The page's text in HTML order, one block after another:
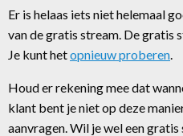
Er is helaas iets niet helemaal
van de gratis stream. De gratis
Je kunt hetopnieuw proberen.
Houd er rekening mee dat
klant bent je niet op deze
aanvragen. Wil je wel een